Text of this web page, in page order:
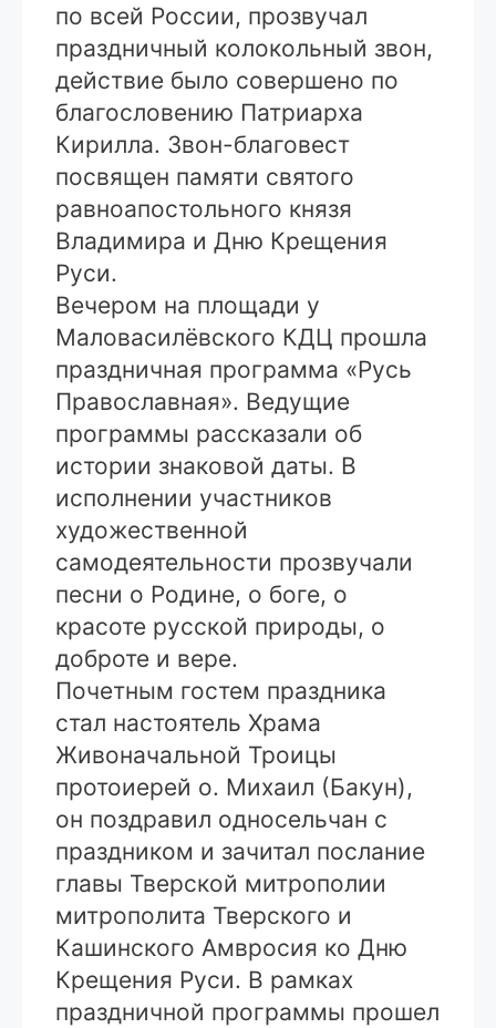
по всей России, прозвучал
праздничный колокольный звон,
действие было совершено по
благословению Патриарха
Кирилла. Звон-благовест
посвящен памяти святого
равноапостольного князя
Владимира и Дню Крещения
Руси.
Вечером на площади у
Маловасилёвского КДЦ прошла
праздничная программа «Русь
Православная». Ведущие
программы рассказали об
истории знаковой даты. В
исполнении участников
художественной
самодеятельности прозвучали
песни о Родине, о боге, о
красоте русской природы, о
доброте и вере.
Почетным гостем праздника
стал настоятель Храма
Живоначальной Троицы
протоиерей о. Михаил (Бакун),
он поздравил односельчан с
праздником и зачитал послание
главы Тверской митрополии
митрополита Тверского и
Кашинского Амвросия ко Дню
Крещения Руси. В рамках
праздничной программы прошел